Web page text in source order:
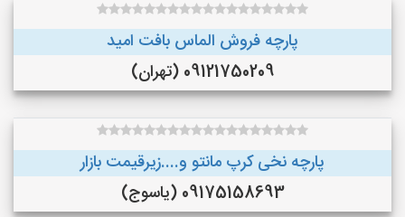
پارچه فروش الماس بافت امید
09121750209 (تهران)
پارچه نخی کرپ مانتو و....زیرقیمت بازار
09175158693 (یاسوج)